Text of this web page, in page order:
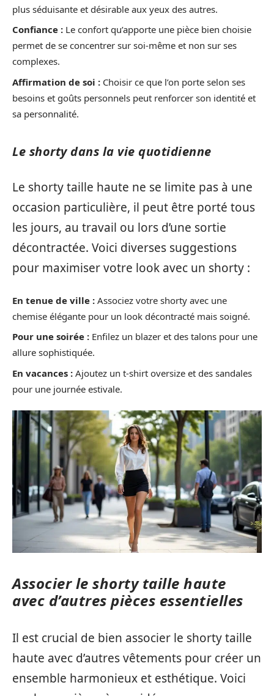
plus séduisante et désirable aux yeux des autres.
Confiance : Le confort qu’apporte une pièce bien choisie
permet de se concentrer sur soi-même et non sur ses
complexes.
Affirmation de soi : Choisir ce que l’on porte selon ses
besoins et goûts personnels peut renforcer son identité et
sa personnalité.
Le shorty dans la vie quotidienne
Le shorty taille haute ne se limite pas à une
occasion particulière, il peut être porté tous
les jours, au travail ou lors d’une sortie
décontractée. Voici diverses suggestions
pour maximiser votre look avec un shorty :
En tenue de ville : Associez votre shorty avec une
chemise élégante pour un look décontracté mais soigné.
Pour une soirée : Enfilez un blazer et des talons pour une
allure sophistiquée.
En vacances : Ajoutez un t-shirt oversize et des sandales
pour une journée estivale.
Associer le shorty taille haute
avec d’autres pièces essentielles
Il est crucial de bien associer le shorty taille
haute avec d’autres vêtements pour créer un
ensemble harmonieux et esthétique. Voici